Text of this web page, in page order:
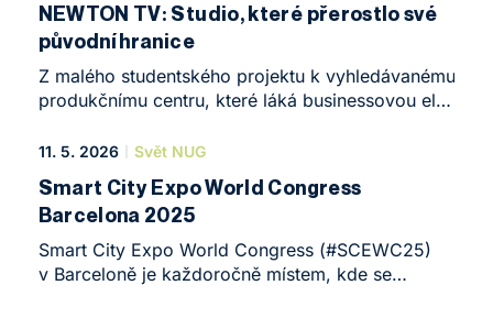
považuje za zásadní milník v rozvoji školy.
„Zařadili jsme se mezi univerzity, které své
hodnoty nejen deklarují, ale nechávají svůj
skutečný přínos studentům, absolventům,
hodnotit a porovnávat.“
NEWTON TV: Studio, které přerostlo své
původní hranice
Z malého studentského projektu k vyhledávanému
produkčnímu centru, které láká businessovou elitu
NEWTON TV ukazuje, že špičková technika,
reklamou. Podívejte se, jak toto moderní zázemí
v srdci Prahy mění pravidla audiovizuální tvorby,
a inspirujte se na oficiálním YouTube kanále
nebo navštivte webové stránky NEWTON TV.
11. 5. 2026 Svět NUG
Smart City Expo World Congress
Barcelona 2025
Smart City Expo World Congress (#SCEWC25)
v Barceloně je každoročně místem, kde se